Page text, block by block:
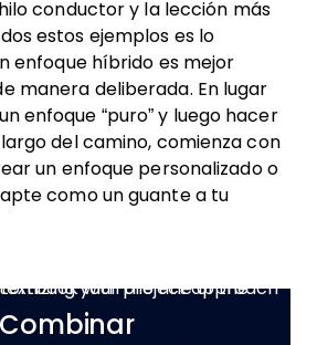
conductor y la lección más
estos ejemplos es lo
enfoque híbrido es mejor
manera deliberada. En lugar
enfoque “puro” y luego hacer
del camino, comienza con
un enfoque personalizado o
como un guante a tu